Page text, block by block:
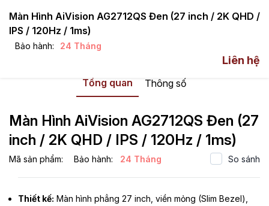
Màn Hình AiVision AG2712QS Đen (27 inch / 2K QHD /
IPS / 120Hz / 1ms)
Bảo hành: 24 Tháng
Liên hệ
Tổng quan Thông số
Màn Hình AiVision AG2712QS Đen (27
inch / 2K QHD / IPS / 120Hz / 1ms)
Mã sản phẩm: Bảo hành: 24 Tháng So sánh
Thiết kế: Màn hình phẳng 27 inch, viền mỏng (Slim Bezel),